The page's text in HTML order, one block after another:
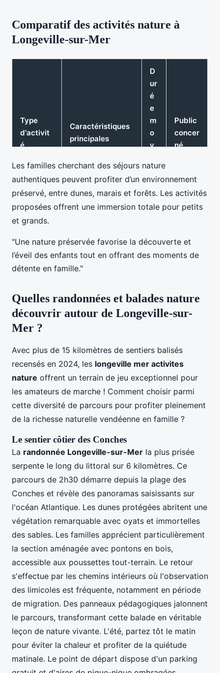
Comparatif des activités nature à
Longeville-sur-Mer
Type
d'activit
é
Caractéristiques
principales
D
ur
é
e
m
o
y
n
n
e
Public
concer
né
côtier
des
Conches
aux poussettes,
pédagogiques,
paysages marins
h
3
randon
neurs
Randonn
ée en
Saint-
Hilaire-
la-Forêt
observation
oiseaux, terrains
e
Famill
es,
nature
,
enfant
s
des
marais et
étangs
ornithologique,
passerelles,
zones humides
Famill
ateurs
d’oisea
ux
Les familles cherchant des séjours nature
authentiques peuvent profiter d’un environnement
préservé, entre dunes, marais et forêts. Les activités
proposées offrent une immersion totale pour petits
et grands.
"Une nature préservée favorise la découverte et
l’éveil des enfants tout en offrant des moments de
détente en famille."
Quelles randonnées et balades nature
découvrir autour de Longeville-sur-
Mer ?
Avec plus de 15 kilomètres de sentiers balisés
recensés en 2024, les longeville mer activites
nature offrent un terrain de jeu exceptionnel pour
les amateurs de marche ! Comment choisir parmi
cette diversité de parcours pour profiter pleinement
de la richesse naturelle vendéenne en famille ?
Le sentier côtier des Conches
La randonnée Longeville-sur-Mer la plus prisée
serpente le long du littoral sur 6 kilomètres. Ce
parcours de 2h30 démarre depuis la plage des
Conches et révèle des panoramas saisissants sur
l'océan Atlantique. Les dunes protégées abritent une
végétation remarquable avec oyats et immortelles
des sables. Les familles apprécient particulièrement
la section aménagée avec pontons en bois,
accessible aux poussettes tout-terrain. Le retour
s'effectue par les chemins intérieurs où l'observation
des limicoles est fréquente, notamment en période
de migration. Des panneaux pédagogiques jalonnent
le parcours, transformant cette balade en véritable
leçon de nature vivante. L'été, partez tôt le matin
pour éviter la chaleur et profiter de la quiétude
matinale. Le point de départ dispose d'un parking